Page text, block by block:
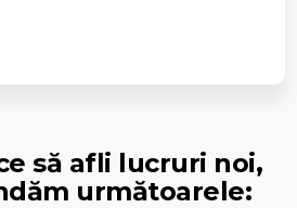
să afli lucruri noi,
următoarele: